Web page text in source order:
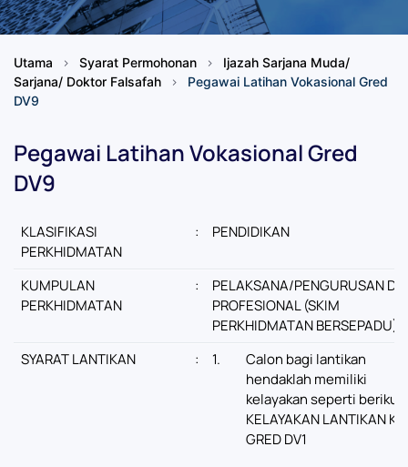
Utama Syarat Permohonan
Ijazah Sarjana Muda/
Sarjana/ Doktor Falsafah
Pegawai Latihan Vokasional Gred
DV9
Pegawai Latihan Vokasional Gred
DV9
KLASIFIKASI
PERKHIDMATAN
: PENDIDIKAN
KUMPULAN
PERKHIDMATAN
:
PELAKSANA/PENGURUSAN
PROFESIONAL (SKIM
PERKHIDMATAN BERSEPADU)
SYARAT LANTIKAN
: 1.
Calon bagi lantikan
hendaklah memiliki
kelayakan seperti berikut:
KELAYAKAN LANTIKAN KE
GRED DV1